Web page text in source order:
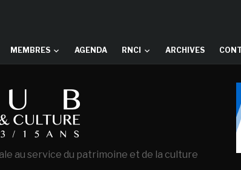
MEMBRES AGENDA RNCI ARCHIVES
au service du patrimoine et de la culture